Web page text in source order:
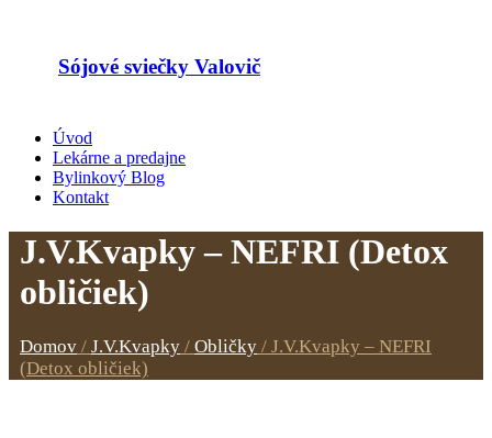
Sójové sviečky Valovič
Úvod
Lekárne a predajne
Bylinkový Blog
Kontakt
J.V.Kvapky – NEFRI (Detox
obličiek)
Domov / J.V.Kvapky / Obličky / J.V.Kvapky – NEFRI
(Detox obličiek)